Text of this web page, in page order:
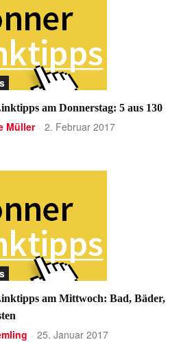
am Donnerstag: 5 aus 130
Müller - 2. Februar 2017
am Mittwoch: Bad, Bäder,
- 25. Januar 2017